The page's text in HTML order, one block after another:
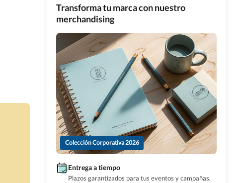
Transforma tu marca con nuestro
merchandising
Colección Corporativa 2026
Entrega a tiempo
Plazos garantizados para tus eventos y campañas.